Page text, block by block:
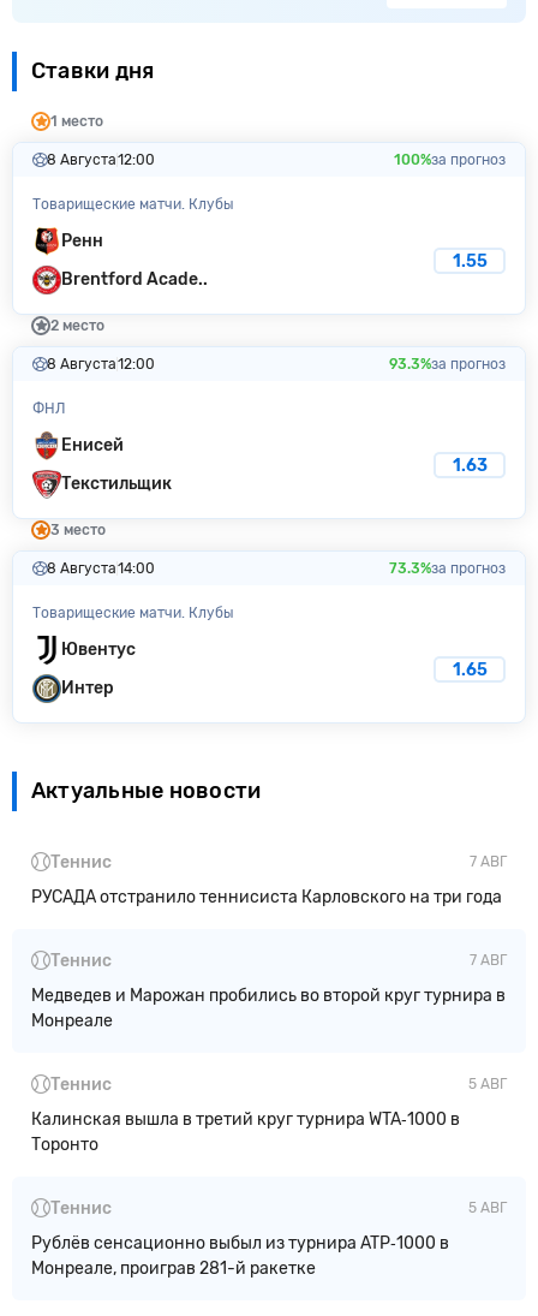
Ставки дня
1 место
8 Августа12:00 100%за прогноз
Товарищеские матчи. Клубы
Ренн
Brentford Acade..
1.55
2 место
8 Августа12:00 93.3%за прогноз
ФНЛ
Енисей
Текстильщик
1.63
3 место
8 Августа14:00 73.3%за прогноз
Товарищеские матчи. Клубы
Ювентус
Интер
1.65
Актуальные новости
7 АВГ
Теннис
РУСАДА отстранило теннисиста Карловского на три года
7 АВГ
Теннис
Медведев и Марожан пробились во второй круг турнира в
Монреале
5 АВГ
Теннис
Калинская вышла в третий круг турнира WTA‑1000 в
Торонто
5 АВГ
Теннис
Рублёв сенсационно выбыл из турнира ATP‑1000 в
Монреале, проиграв 281-й ракетке